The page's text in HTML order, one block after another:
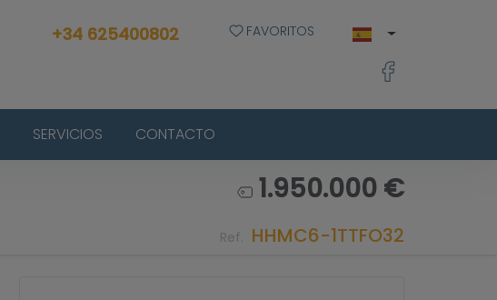
+34 625400802 FAVORITOS
SERVICIOS CONTACTO
1.950.000 €
Ref. HHMC6-1TTFO32